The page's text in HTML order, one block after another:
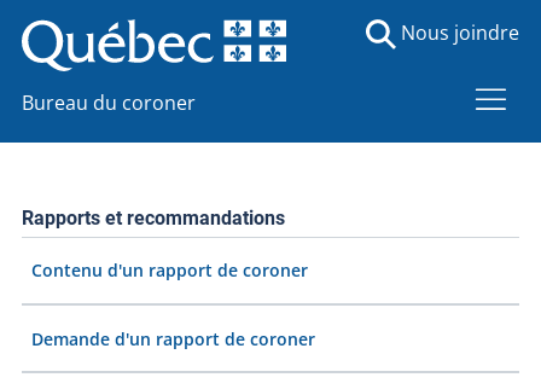
Bureau du coroner
Nous joindre
Rapports et recommandations
Contenu d'un rapport de coroner
Demande d'un rapport de coroner